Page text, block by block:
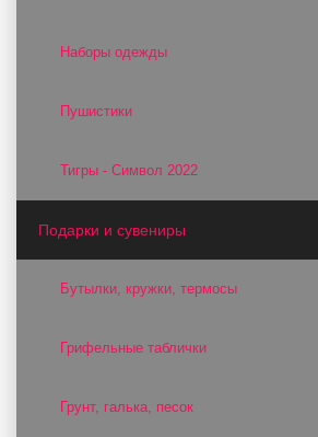
Наборы одежды
Пушистики
Тигры - Символ 2022
Подарки и сувениры
Бутылки, кружки, термосы
Грифельные таблички
Грунт, галька, песок